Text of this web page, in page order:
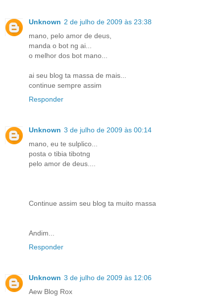
Unknown 2 de julho de 2009 às 23:38
mano, pelo amor de deus,
manda o bot ng ai...
o melhor dos bot mano...
ai seu blog ta massa de mais...
continue sempre assim
Responder
Unknown 3 de julho de 2009 às 00:14
mano, eu te sulplico...
posta o tibia tibotng
pelo amor de deus....
Continue assim seu blog ta muito massa
Andim...
Responder
Unknown 3 de julho de 2009 às 12:06
Aew Blog Rox